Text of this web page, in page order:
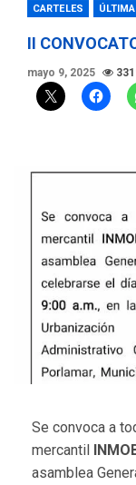
CARTELES
II
mayo 9, 2025
Se convoca a
mercantil
asamblea